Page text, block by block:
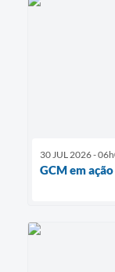
30 JUL 2026 -
GCM em ação